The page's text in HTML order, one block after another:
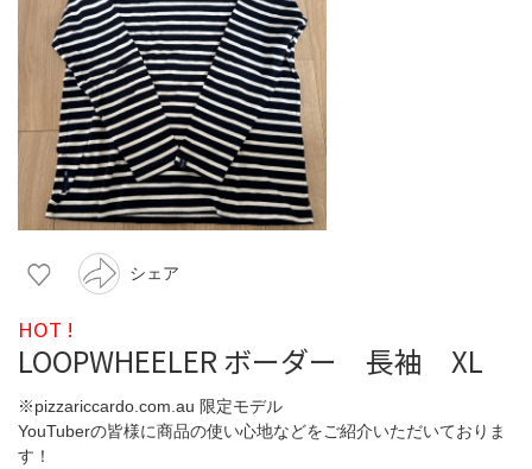
シェア
HOT !
LOOPWHEELER ボーダー 長袖 XL
※pizzariccardo.com.au 限定モデル
YouTuberの皆様に商品の使い心地などをご紹介いただいておりま
す！